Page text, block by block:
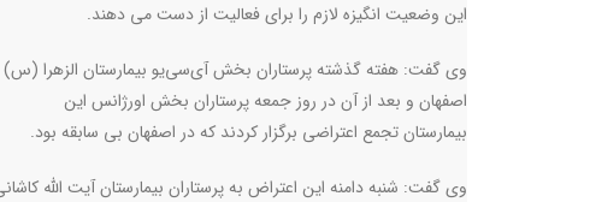
این وضعیت انگیزه لازم را برای فعالیت از دست می دهند.
وی گفت: هفته گذشته پرستاران بخش آی‌سی‌یو بیمارستان الزهرا (س)
اصفهان و بعد از آن در روز جمعه پرستاران بخش اورژانس این
بیمارستان تجمع اعتراضی برگزار کردند که در اصفهان بی سابقه بود.
وی گفت: شنبه دامنه این اعتراض به پرستاران بیمارستان آیت الله